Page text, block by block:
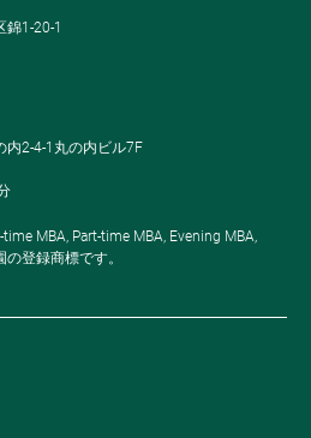
1-20-1
内2-4-1丸の内ビル7F
MBA, Part-time MBA, Evening MBA,
登録商標です。